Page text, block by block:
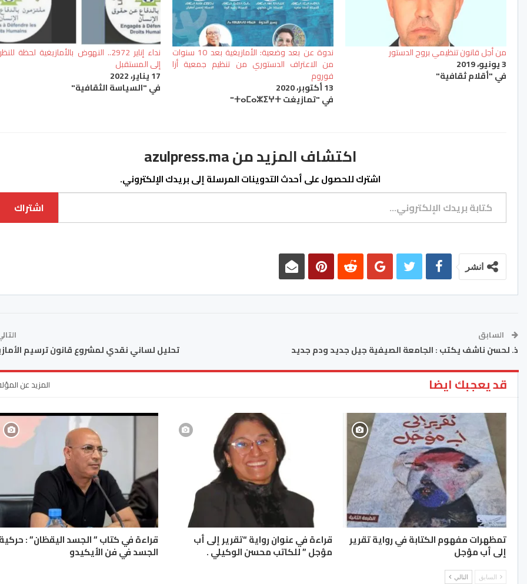
من أجل قانون تنظيمي بروح الدستور
3 يونيو، 2019
في "أقلام ثقافية"
ندوة عن بعد وضعية: الأمازيغية بعد 10 سنوات
من الاعتراف الدستوري من تنظيم جمعية أزا
فوروم
13 أكتوبر، 2020
في "تمازيغت ⵜⴰⵎⴰⵣⵉⵖⵜ"
نداء إناير 2972.. النهوض بالأمازيغية لحظة للنظر
إلى المستقبل
17 يناير، 2022
في "السياسة الثقافية"
اكتشاف المزيد من azulpress.ma
اشترك للحصول على أحدث التدوينات المرسلة إلى بريدك الإلكتروني.
كتابة بريدك الإلكتروني...
اشتراك
انشر
السابق
ذ. لحسن ناشف يكتب : الجامعة الصيفية جيل جديد ودم جديد تحليل لساني نقدي لمشروع قانون ترسيم
قد يعجبك ايضا المزيد عن
تمظهرات مفهوم الكتابة في رواية تقرير
إلى أب مؤجل
قراءة في عنوان رواية “تقرير إلى أب
مؤجل ” للكاتب محسن الوكيلي .
قراءة في كتاب ” الجسد اليقظان” :
الجسد في فن الأيكيدو
السابق التالي